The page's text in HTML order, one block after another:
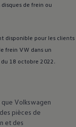
de frein ou
disponible pour les clients
frein VW dans un
18 octobre 2022.
Volkswagen
pièces de
et des